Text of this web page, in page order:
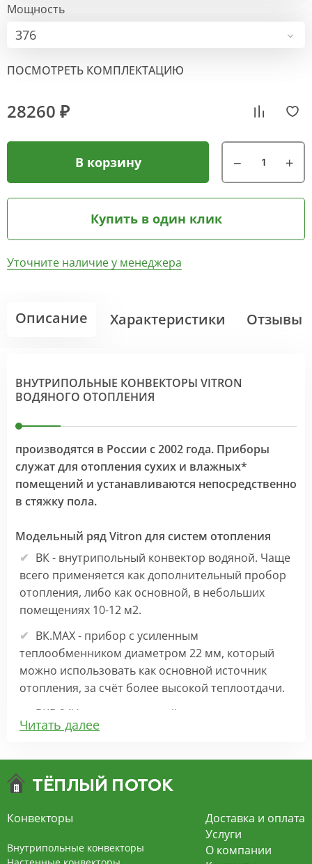
Мощность
376
ПОСМОТРЕТЬ КОМПЛЕКТАЦИЮ
28260 ₽
В корзину
Купить в один клик
Уточните наличие у менеджера
Описание Характеристики Отзывы
ВНУТРИПОЛЬНЫЕ КОНВЕКТОРЫ VITRON
ВОДЯНОГО ОТОПЛЕНИЯ
производятся в России с 2002 года. Приборы
служат для отопления сухих и влажных*
помещений и устанавливаются непосредственно
в стяжку пола.
Модельный ряд Vitron для систем отопления
ВК - внутрипольный конвектор водяной. Чаще
всего применяется как дополнительный пробор
отопления, либо как основной, в небольших
помещениях 10-12 м2.
ВК.МАХ - прибор с усиленным
теплообменником диаметром 22 мм, который
можно использовать как основной источник
отопления, за счёт более высокой теплоотдачи.
ВКВ 24V – внутрипольный конвектор
отопления с вентилятором на 24В подходит для
экономит электроэнергию и бесшумно работает.
конвекцией на 220В. За счет тангенциального
вентилятора создает принудительную
Читать далее
Конвекторы
Внутрипольные конвекторы
Доставка и оплата
Услуги
О компании